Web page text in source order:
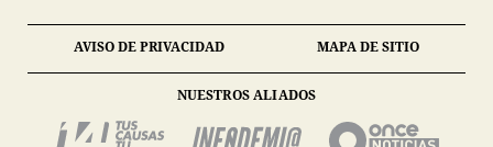
AVISO DE PRIVACIDAD MAPA DE SITIO
NUESTROS ALIADOS